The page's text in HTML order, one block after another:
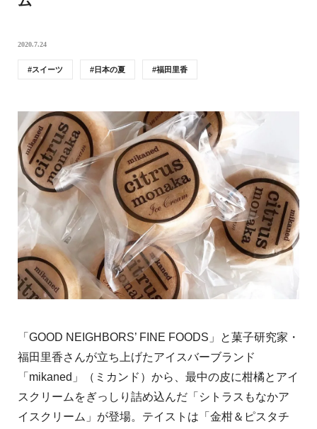
2020.7.24
スイーツ 日本の夏 福田里香
「GOOD NEIGHBORS’ FINE FOODS」と菓子研究家・
福田里香さんが立ち上げたアイスバーブランド
「mikaned」（ミカンド）から、最中の皮に柑橘とアイ
スクリームをぎっしり詰め込んだ「シトラスもなかア
イスクリーム」が登場。テイストは「金柑＆ピスタチ